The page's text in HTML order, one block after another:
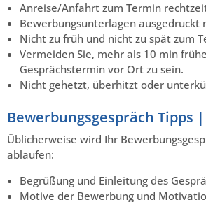
Anreise/Anfahrt zum Termin
Bewerbungsunterlagen ausgedruckt
Nicht zu früh und nicht zu spät zum
Vermeiden Sie, mehr als 10 min
Gesprächstermin vor Ort zu sein.
Nicht gehetzt, überhitzt oder
Bewerbungsgespräch Tipps
Üblicherweise wird Ihr
ablaufen:
Begrüßung und Einleitung des
Motive der Bewerbung und